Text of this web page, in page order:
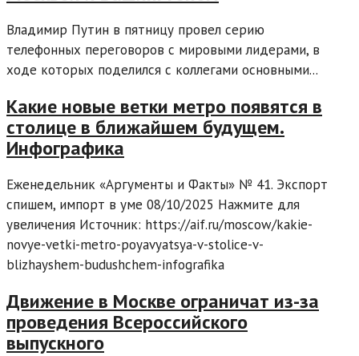
Владимир Путин в пятницу провел серию
телефонных переговоров с мировыми лидерами, в
ходе которых поделился с коллегами основными...
Какие новые ветки метро появятся в
столице в ближайшем будущем.
Инфографика
Еженедельник «Аргументы и Факты» № 41. Экспорт
спишем, импорт в уме 08/10/2025 Нажмите для
увеличения Источник: https://aif.ru/moscow/kakie-
novye-vetki-metro-poyavyatsya-v-stolice-v-
blizhayshem-budushchem-infografika
Движение в Москве ограничат из-за
проведения Всероссийского
выпускного